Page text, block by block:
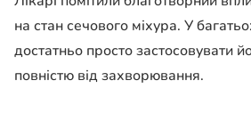
на стан сечового міхура. У
достатньо просто застосовувати
повністю від захворювання.